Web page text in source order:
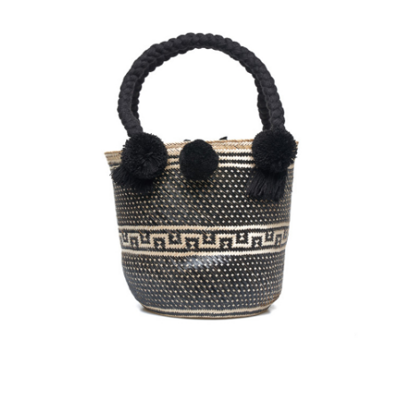
€95.00
Aggiungi